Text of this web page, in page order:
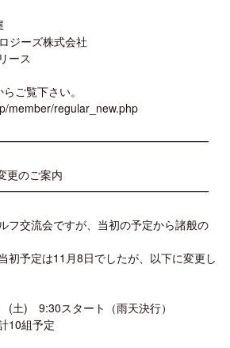
ジーズ株式会社
ース
ご覧下さい。
member/regular_new.php
更のご案内
フ交流会ですが、当初の予定から諸般の
初予定は11月8日でしたが、以下に変更し
土) 9:30スタート（雨天決行）
10組予定